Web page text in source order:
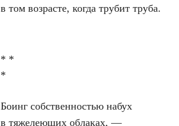
в том возрасте, когда трубит труба.
* *
*
Боинг собственностью набух
в тяжелеющих облаках, —